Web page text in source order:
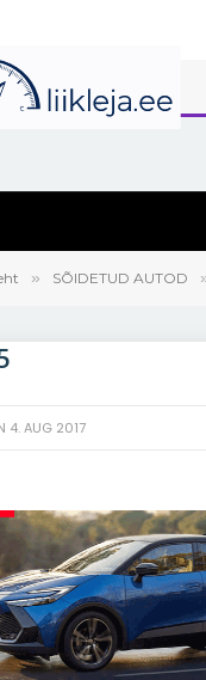
» SÕIDETUD AUTOD
4. AUG 2017